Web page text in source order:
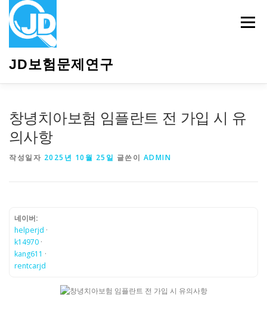
JD보험문제연구
메뉴
창녕치아보험 임플란트 전 가입 시 유
의사항
작성일자 2025년 10월 25일 글쓴이 ADMIN
네이버:
helperjd ·
k14970 ·
kang611 ·
rentcarjd